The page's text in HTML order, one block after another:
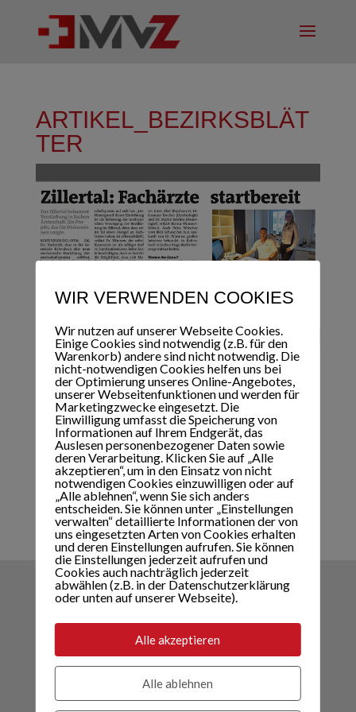
ARTIKEL_BEZIRKSBLÄT
TER
MVZ Kaltenbach
Dorfplatz 3, A-6272 Kaltenbach
T: +43 (0)5283 – 2858, Fax: DW - 58
office@medvz.at
Öffnungszeiten
WIR VERWENDEN COOKIES
Wir nutzen auf unserer Webseite Cookies.
Einige Cookies sind notwendig (z.B. für den
Warenkorb) andere sind nicht notwendig. Die
nicht-notwendigen Cookies helfen uns bei
der Optimierung unseres Online-Angebotes,
unserer Webseitenfunktionen und werden für
Marketingzwecke eingesetzt. Die
Einwilligung umfasst die Speicherung von
Informationen auf Ihrem Endgerät, das
Auslesen personenbezogener Daten sowie
deren Verarbeitung. Klicken Sie auf „Alle
akzeptieren“, um in den Einsatz von nicht
notwendigen Cookies einzuwilligen oder auf
„Alle ablehnen“, wenn Sie sich anders
entscheiden. Sie können unter „Einstellungen
verwalten“ detaillierte Informationen der von
uns eingesetzten Arten von Cookies erhalten
und deren Einstellungen aufrufen. Sie können
die Einstellungen jederzeit aufrufen und
Cookies auch nachträglich jederzeit
abwählen (z.B. in der Datenschutzerklärung
oder unten auf unserer Webseite).
Alle akzeptieren
Alle ablehnen